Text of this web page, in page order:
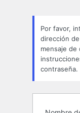
Por favor,
dirección
mensaje
contraseña.